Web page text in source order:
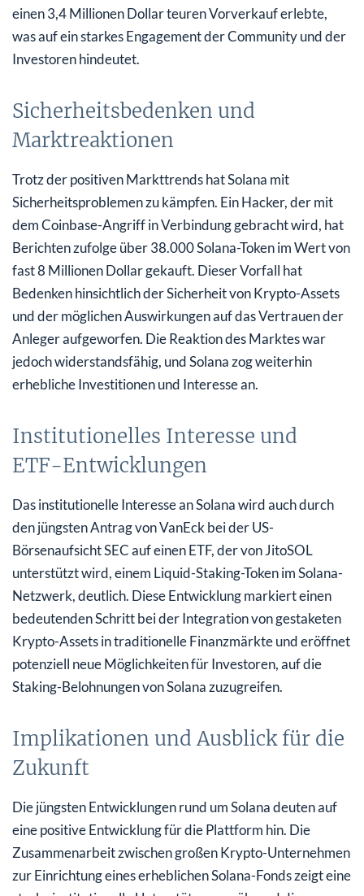
einen 3,4 Millionen Dollar teuren Vorverkauf erlebte,
was auf ein starkes Engagement der Community und der
Investoren hindeutet.
Sicherheitsbedenken und
Marktreaktionen
Trotz der positiven Markttrends hat Solana mit
Sicherheitsproblemen zu kämpfen. Ein Hacker, der mit
dem Coinbase-Angriff in Verbindung gebracht wird, hat
Berichten zufolge über 38.000 Solana-Token im Wert von
fast 8 Millionen Dollar gekauft. Dieser Vorfall hat
Bedenken hinsichtlich der Sicherheit von Krypto-Assets
und der möglichen Auswirkungen auf das Vertrauen der
Anleger aufgeworfen. Die Reaktion des Marktes war
jedoch widerstandsfähig, und Solana zog weiterhin
erhebliche Investitionen und Interesse an.
Institutionelles Interesse und
ETF-Entwicklungen
Das institutionelle Interesse an Solana wird auch durch
den jüngsten Antrag von VanEck bei der US-
Börsenaufsicht SEC auf einen ETF, der von JitoSOL
unterstützt wird, einem Liquid-Staking-Token im Solana-
Netzwerk, deutlich. Diese Entwicklung markiert einen
bedeutenden Schritt bei der Integration von gestaketen
Krypto-Assets in traditionelle Finanzmärkte und eröffnet
potenziell neue Möglichkeiten für Investoren, auf die
Staking-Belohnungen von Solana zuzugreifen.
Implikationen und Ausblick für die
Zukunft
Die jüngsten Entwicklungen rund um Solana deuten auf
eine positive Entwicklung für die Plattform hin. Die
Zusammenarbeit zwischen großen Krypto-Unternehmen
zur Einrichtung eines erheblichen Solana-Fonds zeigt eine